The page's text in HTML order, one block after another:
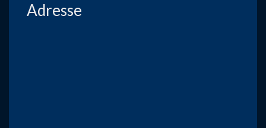
Adresse